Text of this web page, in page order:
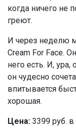
когда ничего не
греют.
И через неделю
Cream For Face.
него есть. И,
он чудесно
впитывается
хорошая.
Цена: 3399 руб. в